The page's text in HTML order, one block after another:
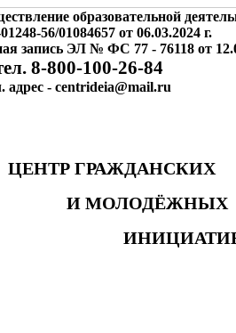
образовательной
56/01084657 от 06.03.2024 г.
запись ЭЛ № ФС 77 - 76118 от
8-800-100-26-84
адрес - centrideia@mail.ru
ЦЕНТР
И